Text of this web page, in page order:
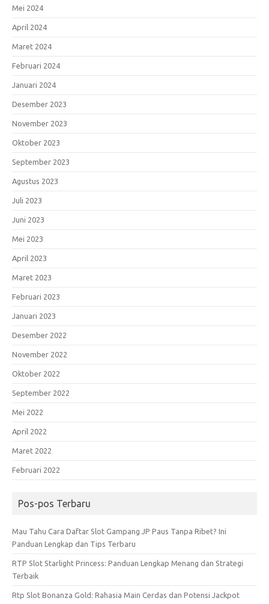
Mei 2024
April 2024
Maret 2024
Februari 2024
Januari 2024
Desember 2023
November 2023
Oktober 2023
September 2023
Agustus 2023
Juli 2023
Juni 2023
Mei 2023
April 2023
Maret 2023
Februari 2023
Januari 2023
Desember 2022
November 2022
Oktober 2022
September 2022
Mei 2022
April 2022
Maret 2022
Februari 2022
Pos-pos Terbaru
Mau Tahu Cara Daftar Slot Gampang JP Paus Tanpa Ribet? Ini
Panduan Lengkap dan Tips Terbaru
RTP Slot Starlight Princess: Panduan Lengkap Menang dan Strategi
Terbaik
Rtp Slot Bonanza Gold: Rahasia Main Cerdas dan Potensi Jackpot